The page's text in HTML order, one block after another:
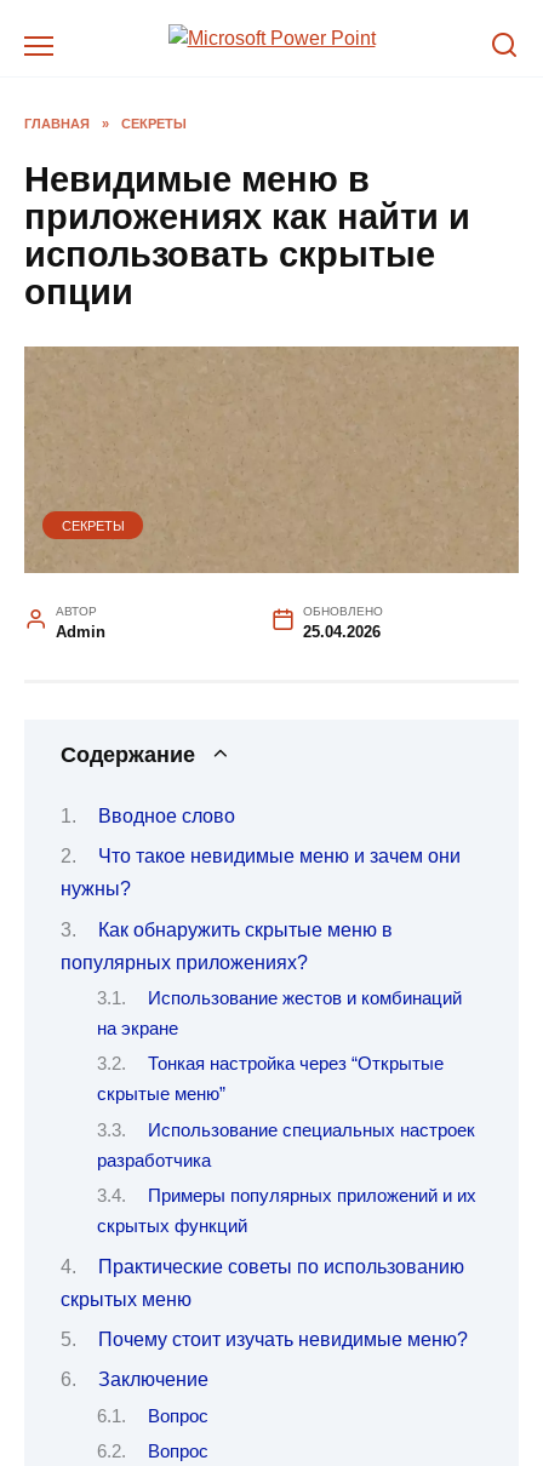
ГЛАВНАЯ » СЕКРЕТЫ
Невидимые меню в
приложениях как найти и
использовать скрытые
опции
СЕКРЕТЫ
АВТОР
Admin
ОБНОВЛЕНО
25.04.2026
Содержание
Вводное слово
Что такое невидимые меню и зачем они
нужны?
Как обнаружить скрытые меню в
популярных приложениях?
Использование жестов и комбинаций
на экране
Тонкая настройка через “Открытые
скрытые меню”
Использование специальных настроек
разработчика
Примеры популярных приложений и их
скрытых функций
Практические советы по использованию
скрытых меню
Почему стоит изучать невидимые меню?
Заключение
Вопрос
Вопрос